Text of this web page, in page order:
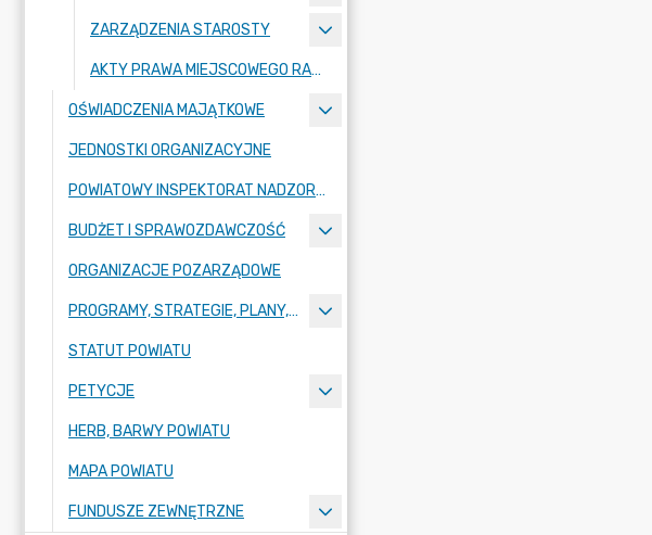
ZARZĄDZENIA STAROSTY
AKTY PRAWA MIEJSCOWEGO RADY POWIATU ZGORZELECKIEGO
OŚWIADCZENIA MAJĄTKOWE
JEDNOSTKI ORGANIZACYJNE
POWIATOWY INSPEKTORAT NADZORU BUDOWLANEGO
BUDŻET I SPRAWOZDAWCZOŚĆ
ORGANIZACJE POZARZĄDOWE
PROGRAMY, STRATEGIE, PLANY, RAPORTY
STATUT POWIATU
PETYCJE
HERB, BARWY POWIATU
MAPA POWIATU
FUNDUSZE ZEWNĘTRZNE